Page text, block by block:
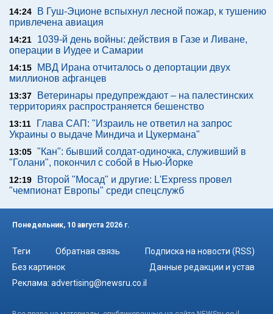
14:24
В Гуш-Эционе вспыхнул лесной пожар, к тушению
привлечена авиация
14:21
1039-й день войны: действия в Газе и Ливане,
операции в Иудее и Самарии
14:15
МВД Ирана отчиталось о депортации двух
миллионов афганцев
13:37
Ветеринары предупреждают – на палестинских
территориях распространяется бешенство
13:11
Глава САП: "Израиль не ответил на запрос
Украины о выдаче Миндича и Цукермана"
13:05 "Кан": бывший солдат-одиночка, служивший в
"Голани", покончил с собой в Нью-Йорке
12:19
Второй "Мосад" и другие: L'Express провел
"чемпионат Европы" среди спецслужб
Понедельник, 10 августа 2026 г.
Теги Обратная связь
Подписка на новости (RSS)
Без картинок
Данные редакции и устав
Реклама: advertising@newsru.co.il